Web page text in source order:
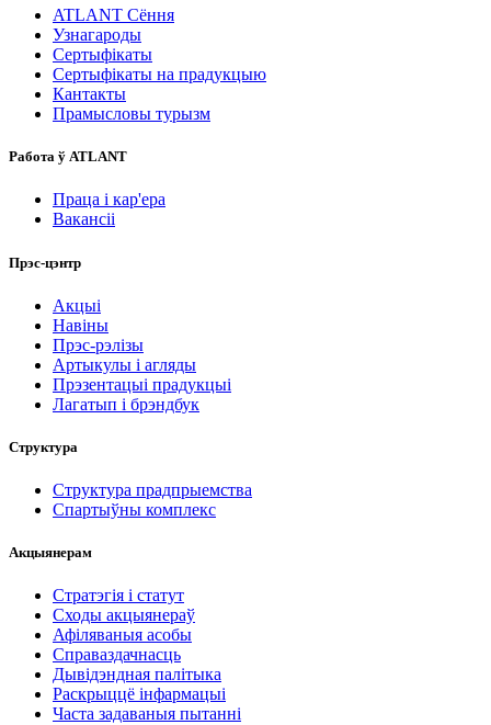
ATLANT Сёння
Узнагароды
Сертыфікаты
Сертыфікаты на прадукцыю
Кантакты
Прамысловы турызм
Работа ў ATLANT
Праца і кар'ера
Вакансіі
Прэс-цэнтр
Акцыі
Навіны
Прэс-рэлізы
Артыкулы і агляды
Прэзентацыі прадукцыі
Лагатып і брэндбук
Структура
Структура прадпрыемства
Спартыўны комплекс
Акцыянерам
Стратэгія і статут
Сходы акцыянераў
Афіляваныя асобы
Справаздачнасць
Дывідэндная палітыка
Раскрыццё інфармацыі
Часта задаваныя пытанні